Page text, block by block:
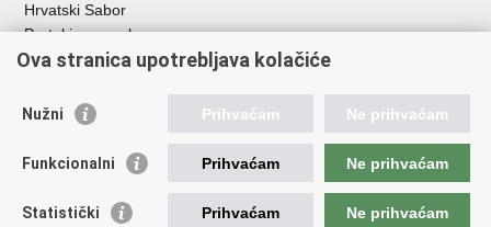
Hrvatski Sabor
Portal javne nabave
Centralizirani sustav za zapošljavanje
Institucije i Javne ustanove u nadležnosti
Ministarstva
Fond za zaštitu okoliša i energetsku učinkovitost
Državni hidrometeorološki zavod
Ova stranica upotrebljava kolačiće
Nužni Prihvaćam Ne prihvaćam
Funkcionalni Prihvaćam Ne prihvaćam
Statistički Prihvaćam Ne prihvaćam